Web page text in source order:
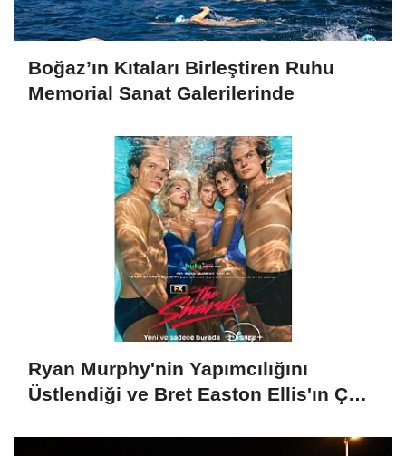
Boğaz’ın Kıtaları Birleştiren Ruhu
Memorial Sanat Galerilerinde
Ryan Murphy'nin Yapımcılığını
Üstlendiği ve Bret Easton Ellis'ın Çok
Shards", İlk İki Bölümüyle Şimdi